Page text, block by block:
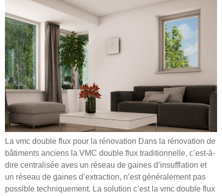
La vmc double flux pour la rénovation Dans la rénovation de
bâtiments anciens la VMC double flux traditionnelle, c’est-à-
dire centralisée aves un réseau de gaines d’insufflation et
un réseau de gaines d’extraction, n’est généralement pas
possible techniquement. La solution c’est la vmc double flux